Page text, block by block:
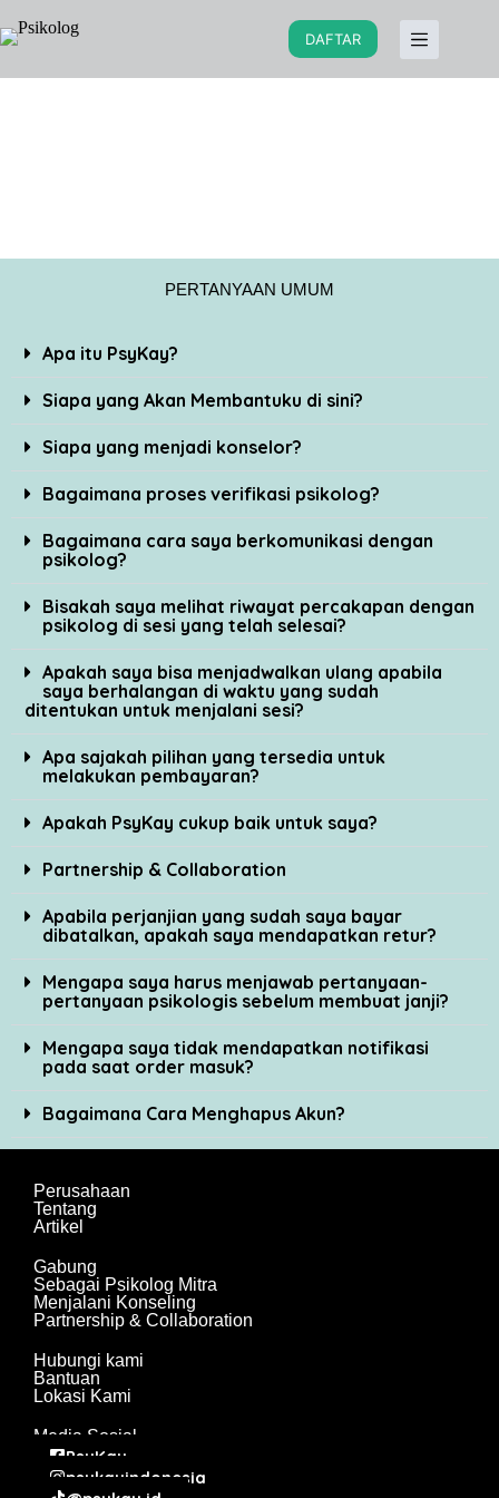
DAFTAR
PERTANYAAN UMUM
Apa itu PsyKay?
Siapa yang Akan Membantuku di sini?
Siapa yang menjadi konselor?
Bagaimana proses verifikasi psikolog?
Bagaimana cara saya berkomunikasi dengan
psikolog?
Bisakah saya melihat riwayat percakapan dengan
psikolog di sesi yang telah selesai?
Apakah saya bisa menjadwalkan ulang apabila
saya berhalangan di waktu yang sudah
ditentukan untuk menjalani sesi?
Apa sajakah pilihan yang tersedia untuk
melakukan pembayaran?
Apakah PsyKay cukup baik untuk saya?
Partnership & Collaboration
Apabila perjanjian yang sudah saya bayar
dibatalkan, apakah saya mendapatkan retur?
Mengapa saya harus menjawab pertanyaan-
pertanyaan psikologis sebelum membuat janji?
Mengapa saya tidak mendapatkan notifikasi
pada saat order masuk?
Bagaimana Cara Menghapus Akun?
Perusahaan
Tentang
Artikel
Gabung
Sebagai Psikolog Mitra
Menjalani Konseling
Partnership & Collaboration
Hubungi kami
Bantuan
Lokasi Kami
Media Sosial
PsyKay
psykayindonesia